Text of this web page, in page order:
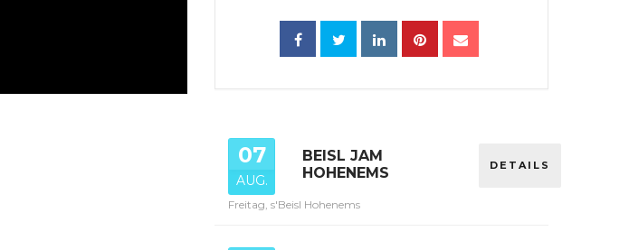
07
AUG.
BEISL JAM
HOHENEMS
Freitag, s'Beisl Hohenems
DETAILS